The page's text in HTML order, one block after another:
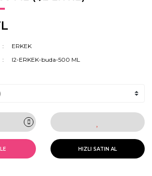
ERKEK
I2-ERKEK-buda-500 ML
HIZLI SATIN AL